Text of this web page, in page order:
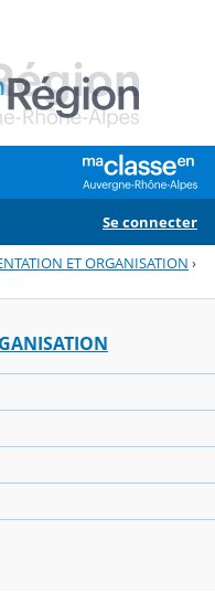
Se connecter
ET ORGANISATION ›